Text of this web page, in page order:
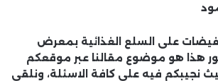
على السلع الغذائية بمعرض
هذا هو موضوع مقالنا عبر موقعكم
نجيبكم فيه على كافة الاسئلة، ونلقي